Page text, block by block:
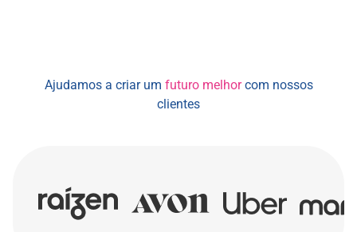
Ajudamos a criar um futuro melhorcom nossos
clientes